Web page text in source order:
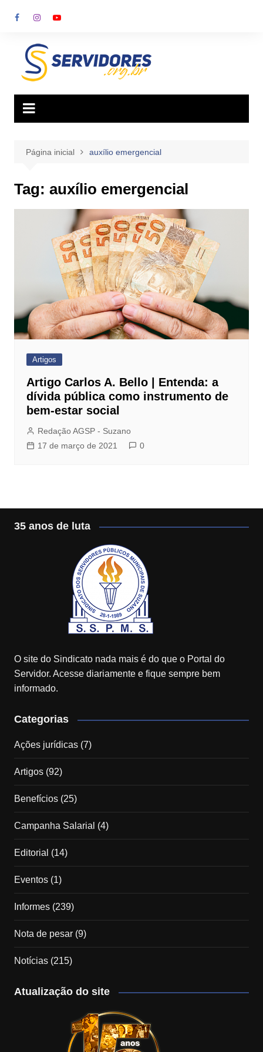
para
conteúdo
Página inicial auxílio emergencial
Tag: auxílio emergencial
Artigos
Artigo Carlos A. Bello | Entenda: a
dívida pública como instrumento de
bem-estar social
Redação AGSP - Suzano
17 de março de 2021
0
35 anos de luta
O site do Sindicato nada mais é do que o Portal do
Servidor. Acesse diariamente e fique sempre bem
informado.
Categorias
Ações jurídicas(7)
Artigos(92)
Benefícios(25)
Campanha Salarial (4)
Editorial (14)
Eventos(1)
Informes(239)
Nota de pesar(9)
Notícias(215)
Atualização do site